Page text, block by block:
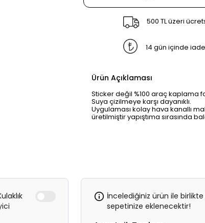
500 TL üzeri
14 gün içinde
Ürün Açıklaması
Sticker değil %100 araç kaplama
Suya çizilmeye karşı dayanıklı.
Uygulaması kolay hava kanallı
üretilmiştir yapıştıma sırasında
İncelediğiniz ürün ile
sepetinize eklenecektir!